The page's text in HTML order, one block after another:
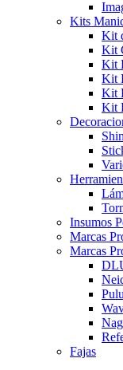
Kits
Kit
Kit
Kit
Kit
Kit
Kit
Insumos
Marcas
Marcas
Fajas